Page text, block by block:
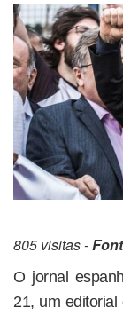
805 visitas -
O jornal
21, um